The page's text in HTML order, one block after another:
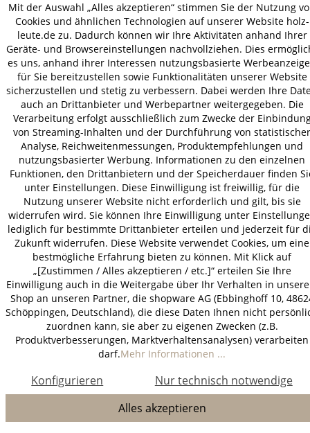
* Alle Preise inkl. gesetzl. Mehrwertsteuer zzgl.Versandkosten.
Mit der Auswahl „Alles akzeptieren“ stimmen Sie der Nutzung
Cookies und ähnlichen Technologien auf unserer Website holz-
leute.de zu. Dadurch können wir Ihre Aktivitäten anhand Ihrer
Geräte- und Browsereinstellungen nachvollziehen. Dies
es uns, anhand ihrer Interessen nutzungsbasierte
für Sie bereitzustellen sowie Funktionalitäten unserer Website
sicherzustellen und stetig zu verbessern. Dabei werden Ihre
auch an Drittanbieter und Werbepartner weitergegeben. Die
Verarbeitung erfolgt ausschließlich zum Zwecke der
von Streaming-Inhalten und der Durchführung von statistischer
Analyse, Reichweitenmessungen, Produktempfehlungen und
nutzungsbasierter Werbung. Informationen zu den einzelnen
Funktionen, den Drittanbietern und der Speicherdauer finden
unter Einstellungen. Diese Einwilligung ist freiwillig, für die
Nutzung unserer Website nicht erforderlich und gilt, bis sie
widerrufen wird. Sie können Ihre Einwilligung unter
lediglich für bestimmte Drittanbieter erteilen und jederzeit für
Zukunft widerrufen. Diese Website verwendet Cookies, um eine
bestmögliche Erfahrung bieten zu können. Mit Klick auf
„[Zustimmen / Alles akzeptieren / etc.]“ erteilen Sie Ihre
Einwilligung auch in die Weitergabe über Ihr Verhalten in
Shop an unseren Partner, die shopware AG (Ebbinghoff 10,
Schöppingen, Deutschland), die diese Daten Ihnen nicht
zuordnen kann, sie aber zu eigenen Zwecken (z.B.
Produktverbesserungen, Marktverhaltensanalysen) verarbeiten
darf.Mehr Informationen ...
Nur technisch notwendige
Konfigurieren
Alles akzeptieren